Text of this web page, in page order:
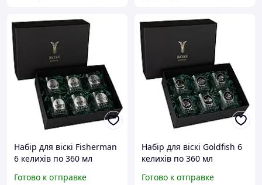
Набір для віскі Fisherman
6 келихів по 360 мл
позолотою) Q-STORE -
Готово к отправке
Набір для віскі Goldfish 6
келихів по 360 мл
позолотою, темна емаль)
Готово к отправке